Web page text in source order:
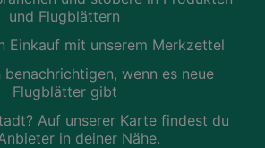
und Flugblättern
Einkauf mit unserem Merkzettel
benachrichtigen, wenn es neue
Flugblätter gibt
Auf unserer Karte findest du
in deiner Nähe.